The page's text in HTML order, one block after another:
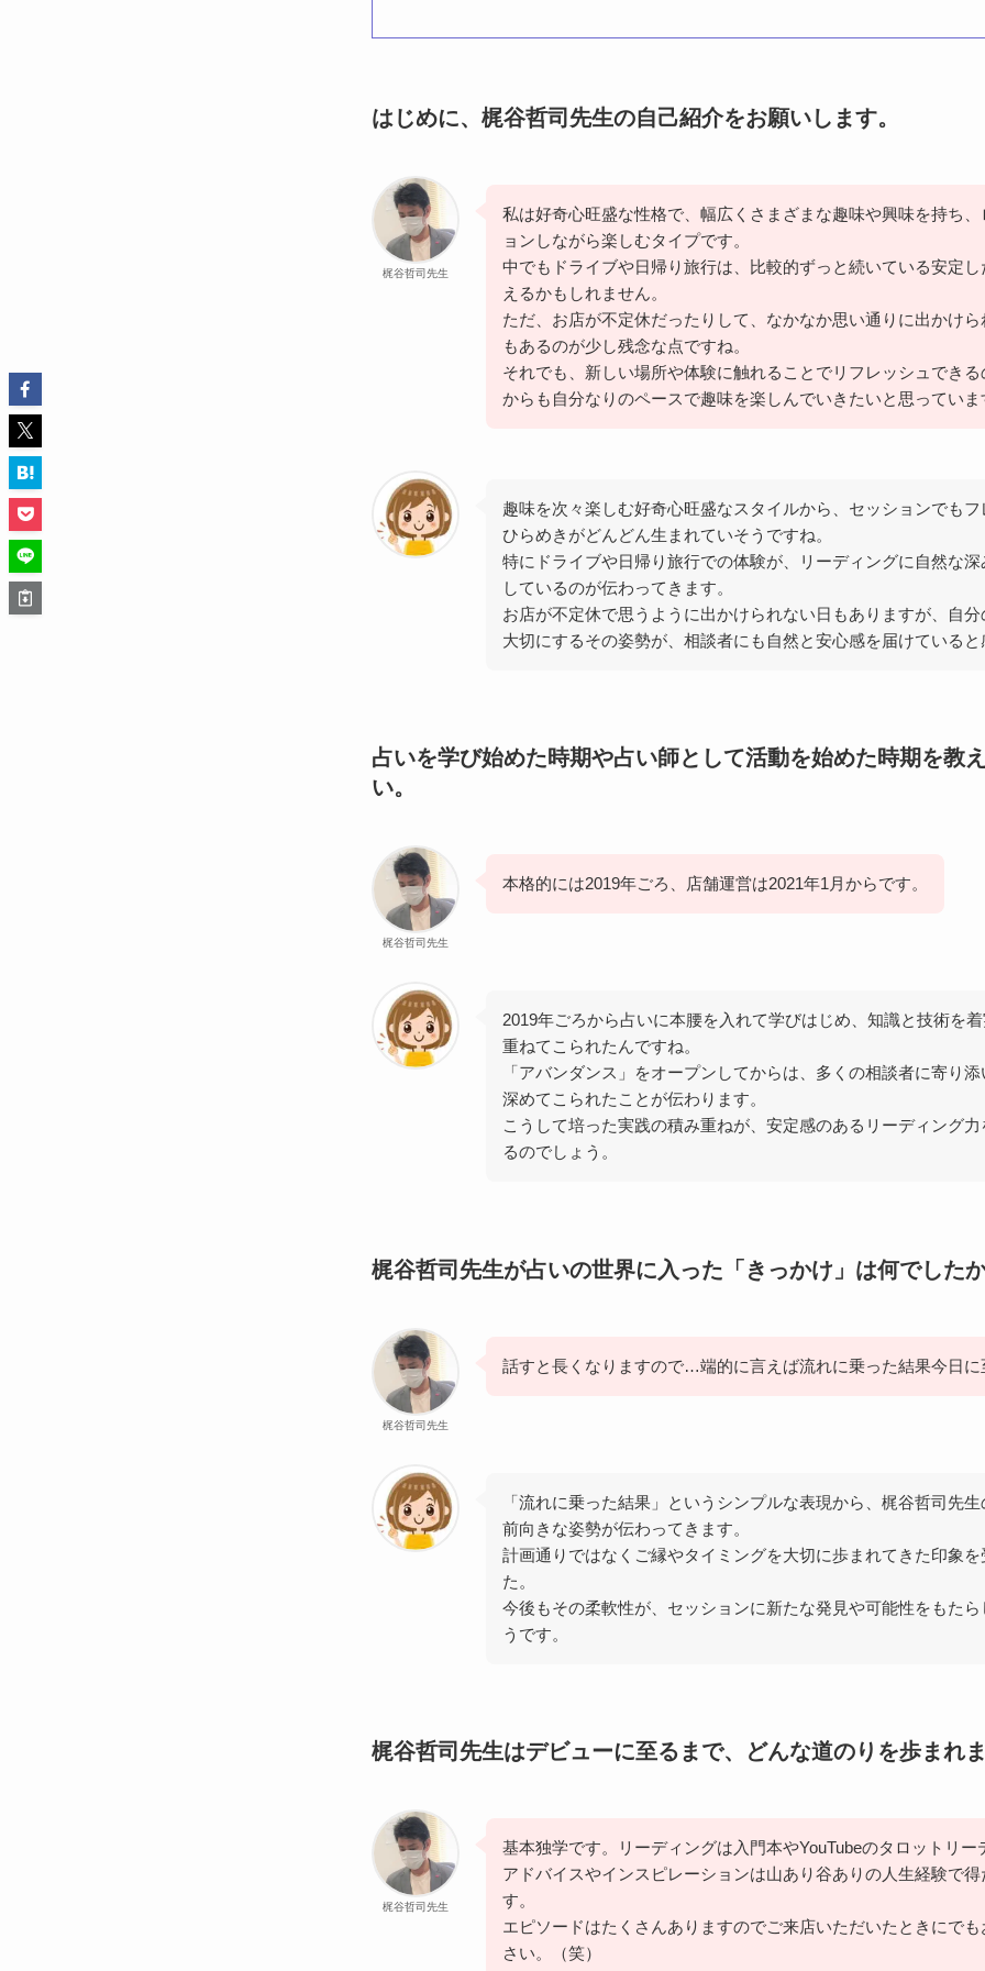
はじめに、梶谷哲司先生の自己紹介をお願いします。
梶谷哲司先生
私は好奇心旺盛な性格で、幅広くさまざまな趣味や興味を持ち
ョンしながら楽しむタイプです。
中でもドライブや日帰り旅行は、比較的ずっと続いている安定
えるかもしれません。
ただ、お店が不定休だったりして、なかなか思い通りに出かけ
もあるのが少し残念な点ですね。
それでも、新しい場所や体験に触れることでリフレッシュでき
からも自分なりのペースで趣味を楽しんでいきたいと思っていま
趣味を次々楽しむ好奇心旺盛なスタイルから、セッションでも
ひらめきがどんどん生まれていそうですね。
特にドライブや日帰り旅行での体験が、リーディングに自然な
しているのが伝わってきます。
お店が不定休で思うように出かけられない日もありますが、自
大切にするその姿勢が、相談者にも自然と安心感を届けている
占いを学び始めた時期や占い師として活動を始めた時期を教
い。
梶谷哲司先生
本格的には2019年ごろ、店舗運営は2021年1月からです。
2019年ごろから占いに本腰を入れて学びはじめ、知識と技術を
重ねてこられたんですね。
「アバンダンス」をオープンしてからは、多くの相談者に寄り
深めてこられたことが伝わります。
こうして培った実践の積み重ねが、安定感のあるリーディング
るのでしょう。
梶谷哲司先生が占いの世界に入った「きっかけ」は何でした
梶谷哲司先生
話すと長くなりますので…端的に言えば流れに乗った結果今日に
「流れに乗った結果」というシンプルな表現から、梶谷哲司先
前向きな姿勢が伝わってきます。
計画通りではなくご縁やタイミングを大切に歩まれてきた印象を
た。
今後もその柔軟性が、セッションに新たな発見や可能性をもた
うです。
梶谷哲司先生はデビューに至るまで、どんな道のりを歩まれ
梶谷哲司先生
基本独学です。リーディングは入門本やYouTubeのタロットリー
アドバイスやインスピレーションは山あり谷ありの人生経験で
す。
エピソードはたくさんありますのでご来店いただいたときにで
さい。（笑）